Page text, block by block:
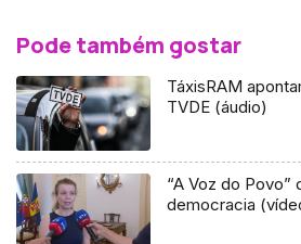
Pode também gostar
TáxisRAM
TVDE (áudio)
“A Voz do Povo”
democracia